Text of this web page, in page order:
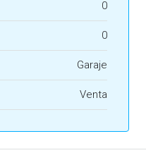
0
0
Garaje
Venta